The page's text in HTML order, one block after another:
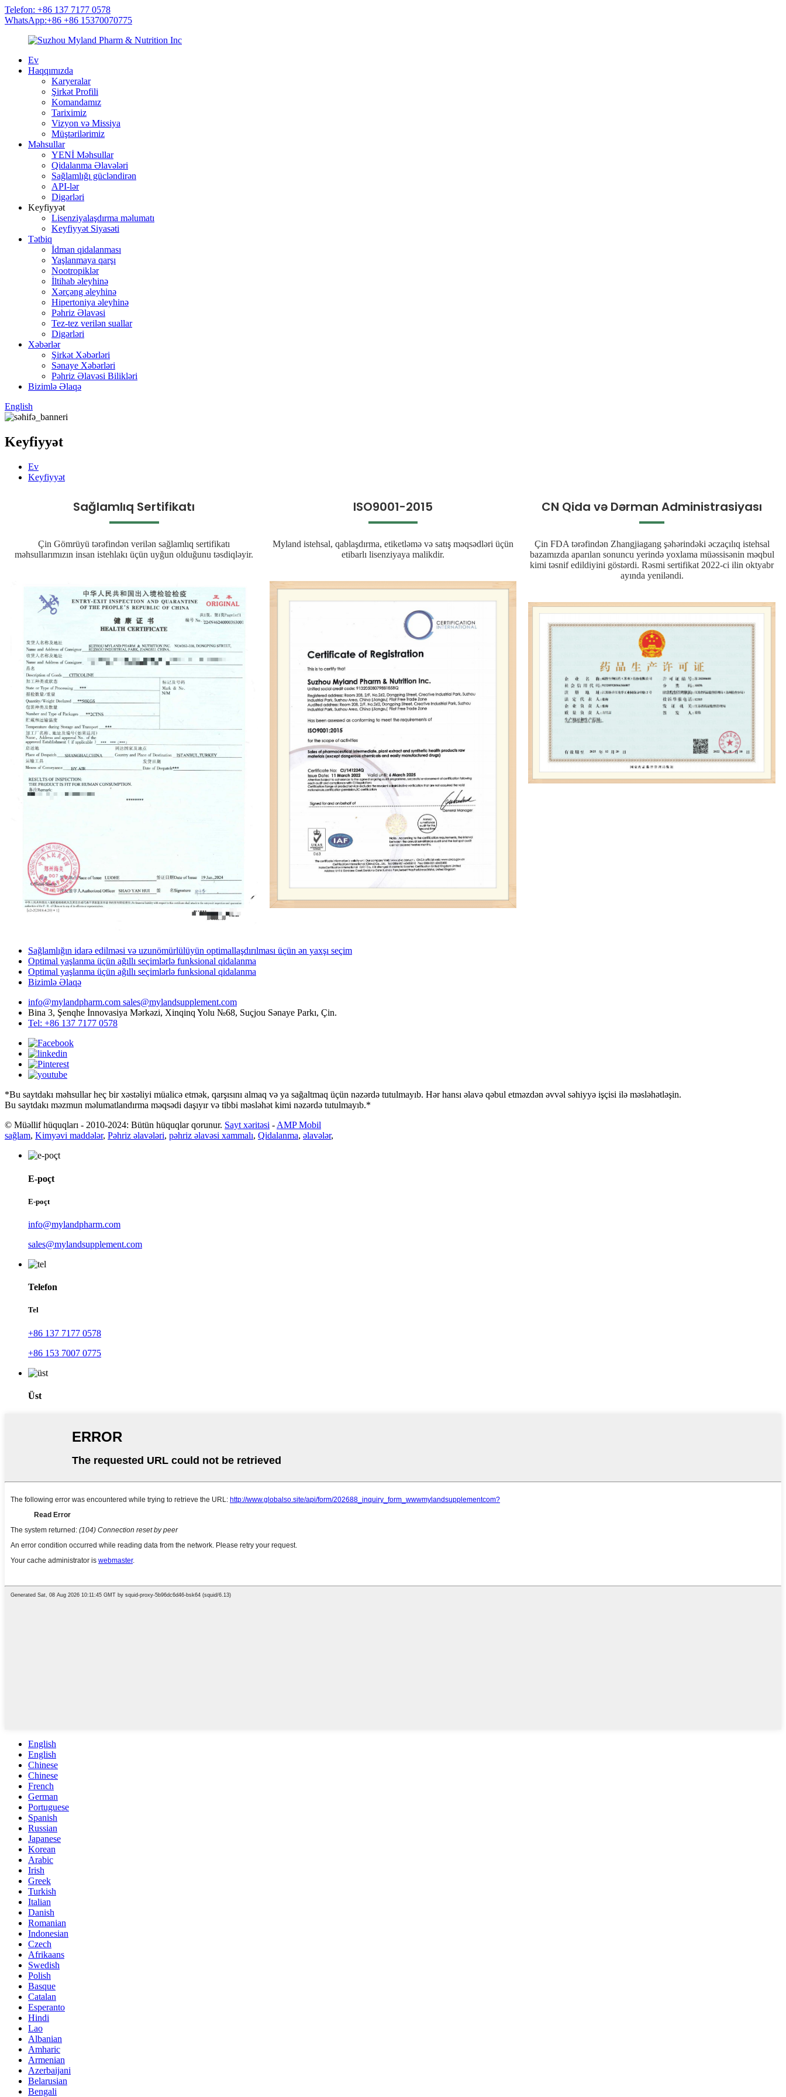
Telefon: +86 137 7177 0578
WhatsApp:+86 +86 15370070775
Ev
Haqqımızda
Karyeralar
Şirkət Profili
Komandamız
Tariximiz
Vizyon və Missiya
Müştərilərimiz
Məhsullar
YENİ Məhsullar
Qidalanma Əlavələri
Sağlamlığı gücləndirən
API-lər
Digərləri
Keyfiyyət
Lisenziyalaşdırma məlumatı
Keyfiyyət Siyasəti
Tətbiq
İdman qidalanması
Yaşlanmaya qarşı
Nootropiklər
İltihab əleyhinə
Xərçəng əleyhinə
Hipertoniya əleyhinə
Pəhriz Əlavəsi
Tez-tez verilən suallar
Digərləri
Xəbərlər
Şirkət Xəbərləri
Sənaye Xəbərləri
Pəhriz Əlavəsi Bilikləri
Bizimlə Əlaqə
English
Keyfiyyət
Ev
Keyfiyyət
Sağlamlıq Sertifikatı
Çin Gömrüyü tərəfindən verilən sağlamlıq sertifikatı
məhsullarımızın insan istehlakı üçün uyğun olduğunu təsdiqləyir.
ISO9001-2015
Myland istehsal, qablaşdırma, etiketləmə və satış məqsədləri üçün
etibarlı lisenziyaya malikdir.
CN Qida və Dərman Administrasiyası
Çin FDA tərəfindən Zhangjiagang şəhərindəki əczaçılıq istehsal
bazamızda aparılan sonuncu yerində yoxlama müəssisənin məqbul
kimi təsnif edildiyini göstərdi. Rəsmi sertifikat 2022-ci ilin oktyabr
ayında yeniləndi.
Sağlamlığın idarə edilməsi və uzunömürlülüyün optimallaşdırılması üçün ən yaxşı seçim
Optimal yaşlanma üçün ağıllı seçimlərlə funksional qidalanma
Optimal yaşlanma üçün ağıllı seçimlərlə funksional qidalanma
Bizimlə Əlaqə
info@mylandpharm.com sales@mylandsupplement.com
Bina 3, Şenqhe İnnovasiya Mərkəzi, Xinqinq Yolu №68, Suçjou Sənaye Parkı, Çin.
Tel: +86 137 7177 0578
*Bu saytdakı məhsullar heç bir xəstəliyi müalicə etmək, qarşısını almaq və ya sağaltmaq üçün nəzərdə tutulmayıb. Hər hansı əlavə qəbul etməzdən əvvəl səhiyyə işçisi ilə məsləhətləşin.
Bu saytdakı məzmun məlumatlandırma məqsədi daşıyır və tibbi məsləhət kimi nəzərdə tutulmayıb.*
© Müəllif hüquqları - 2010-2024: Bütün hüquqlar qorunur. Sayt xəritəsi - AMP Mobil
sağlam, Kimyəvi maddələr, Pəhriz əlavələri, pəhriz əlavəsi xammalı, Qidalanma, əlavələr,
E-poçt
E-poçt
info@mylandpharm.com
sales@mylandsupplement.com
Telefon
Tel
+86 137 7177 0578
+86 153 7007 0775
Üst
English
English
Chinese
Chinese
French
German
Portuguese
Spanish
Russian
Japanese
Korean
Arabic
Irish
Greek
Turkish
Italian
Danish
Romanian
Indonesian
Czech
Afrikaans
Swedish
Polish
Basque
Catalan
Esperanto
Hindi
Lao
Albanian
Amharic
Armenian
Azerbaijani
Belarusian
Bengali